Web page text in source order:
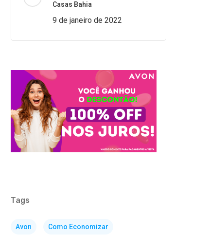
Casas Bahia
9 de janeiro de 2022
Tags
Avon Como Economizar